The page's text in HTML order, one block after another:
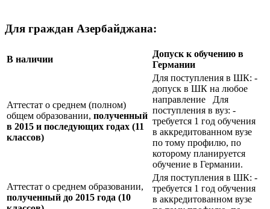
Для граждан Азербайджана:
В наличии
Допуск к обучению в
Германии
Аттестат о среднем (полном)
общем образовании, полученный
в 2015 и последующих годах (11
классов)
Для поступления в ШК: -
допуск в ШК на любое
направление Для
поступления в вуз: -
требуется 1 год обучения
в аккредитованном вузе
по тому профилю, по
которому планируется
обучение в Германии.
Аттестат о среднем образовании,
полученный до 2015 года (10
Для поступления в ШК: -
требуется 1 год обучения
в аккредитованном вузе